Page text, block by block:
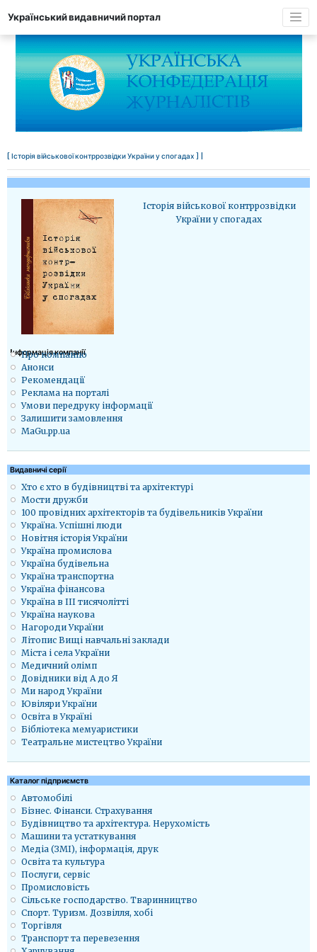
Український видавничий портал
[ Історія військової контррозвідки України у спогадах ] |
Історія військової контррозвідки
України у спогадах
Iнформація компанії
Про компанію
Анонси
Рекомендації
Реклама на порталі
Умови передруку інформації
Залишити замовлення
MaGu.pp.ua
Видавничі серії
Хто є хто в будівництві та архітектурі
Мости дружби
100 провідних архітекторів та будівельників України
Україна. Успішні люди
Новітня історія України
Україна промислова
Україна будівельна
Україна транспортна
Україна фінансова
Україна в ІІІ тисячолітті
Україна наукова
Нагороди України
Літопис Вищі навчальні заклади
Міста і села України
Медичний олімп
Довідники від А до Я
Ми народ України
Ювіляри України
Освіта в Україні
Бібліотека мемуаристики
Театральне мистецтво України
Каталог підприємств
Автомобілі
Бізнес. Фінанси. Страхування
Будівництво та архітектура. Нерухомість
Машини та устаткування
Медіа (ЗМІ), інформація, друк
Освіта та культура
Послуги, сервіс
Промисловість
Сільське господарство. Тваринництво
Спорт. Туризм. Дозвілля, хобі
Торгівля
Транспорт та перевезення